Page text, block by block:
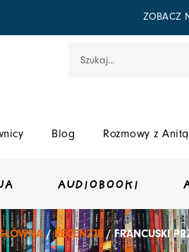
ZOBACZ
Blog Rozmowy z Anitą
AUDIOBOOKI
/RECENZJE/ FRANCUSKI